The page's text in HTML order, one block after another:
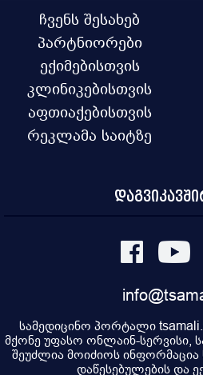
ჩვენს შესახებ
პარტნიორები
ექიმებისთვის
კლინიკებისთვის
აფთიაქებისთვის
რეკლამა საიტზე
სამედიცინო პორტალი
მქონე უფასო ონლაინ-სერვისი,
შეუძლია მოიძიოს ინფორმაცია
დაწესებულების და